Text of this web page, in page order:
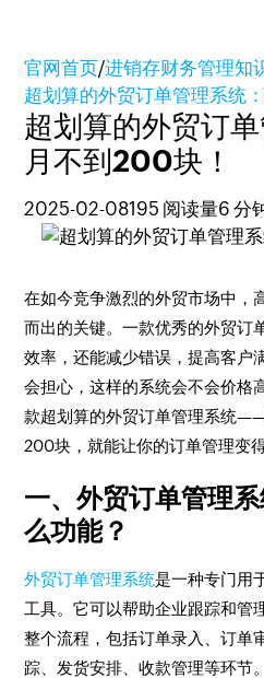
官网首页/进销存财务管理知
超划算的外贸订单管理系统
超划算的外贸订
月不到200块！
2025-02-08195 阅读量6 分
在如今竞争激烈的外贸市场中，
而出的关键。一款优秀的外贸订
效率，还能减少错误，提高客户
会担心，这样的系统会不会价格
款超划算的外贸订单管理系统
200块，就能让你的订单管理变
一、外贸订单管理
么功能？
外贸订单管理系统是一种专门用
工具。它可以帮助企业跟踪和管
整个流程，包括订单录入、订单
踪、发货安排、收款管理等环节